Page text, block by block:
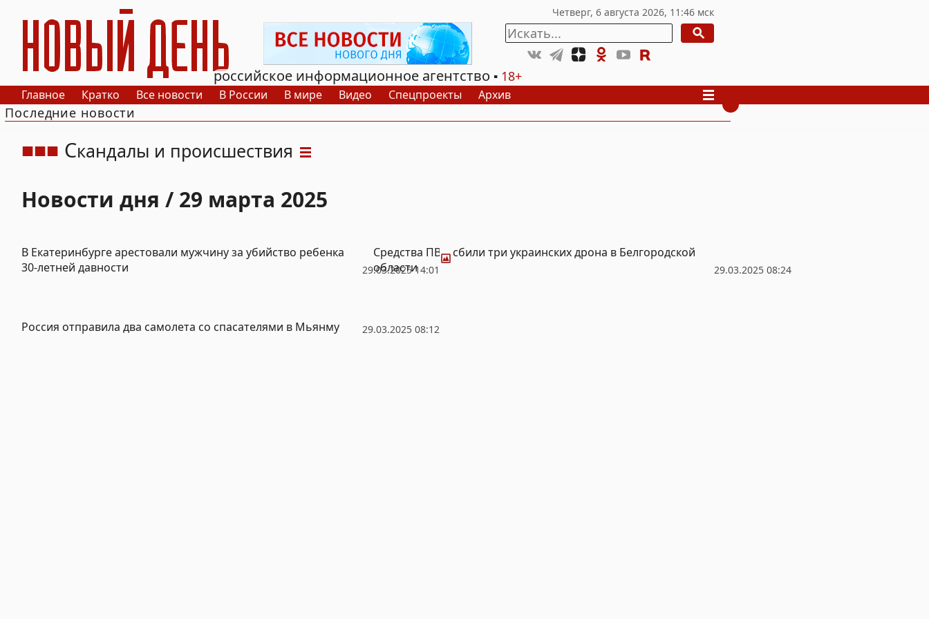
РИА Новый День
российское информационное агентство
18+
Главное Кратко Все новости В России В мире Видео Спецпроекты Архив
Последние новости
Скандалы и происшествия
Новости дня / 29 марта 2025
29.03.2025 14:01
В Екатеринбурге арестовали мужчину за убийство ребенка
30-летней давности
Фото
29.03.2025 08:24
Средства ПВО сбили три украинских дрона в Белгородской
области
29.03.2025 08:12
Россия отправила два самолета со спасателями в Мьянму